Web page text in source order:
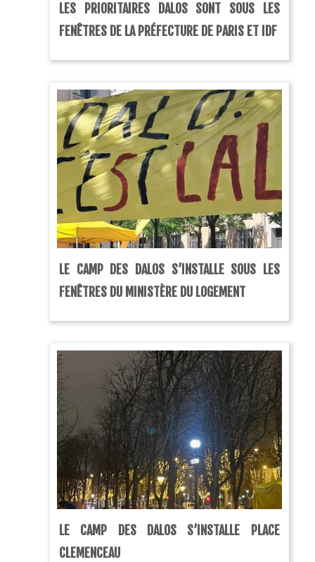
LES PRIORITAIRES DALOS SONT SOUS LES
FENÊTRES DE LA PRÉFECTURE DE PARIS ET IDF
LE CAMP DES DALOS S’INSTALLE SOUS LES
FENÊTRES DU MINISTÈRE DU LOGEMENT
LE CAMP DES DALOS S’INSTALLE PLACE
CLEMENCEAU